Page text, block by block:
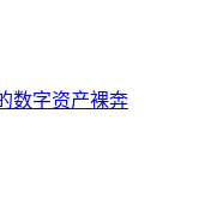
数字资产裸奔